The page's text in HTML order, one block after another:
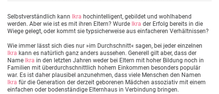
Selbstverständlich kann Ikra hochintelligent, gebildet und wohlhabend
werden. Aber wie ist es mit ihren Eltern? Wurde Ikra der Erfolg bereits in die
Wiege gelegt, oder kommt sie typsicherweise aus einfacheren Verhältnissen?
Wie immer lässt sich dies nur »im Durchschnitt« sagen, bei jeder einzelnen
Ikra kann es natürlich ganz anders aussehen. Generell gilt aber, dass der
Name Ikra in den letzten Jahren weder bei Eltern mit hoher Bildung noch in
Familien mit überdurchschnittlich hohem Einkommen besonders populär
war. Es ist daher plausibel anzunehmen, dass viele Menschen den Namen
Ikra für die Generation der derzeit geborenen Mädchen assoziativ mit einem
einfachen oder bodenständige Elternhaus in Verbindung bringen.